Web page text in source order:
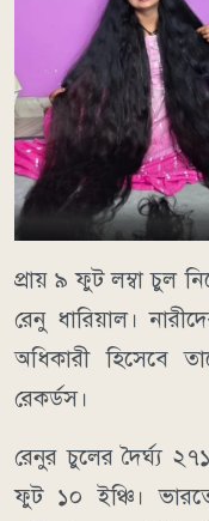
প্রায় ৯ ফুট লম্বা চুল
রেনু ধারিয়াল।
অধিকারী হিসেবে
রেকর্ডস।
রেনুর চুলের দৈর্ঘ্য
ফুট ১০ ইঞ্চি।